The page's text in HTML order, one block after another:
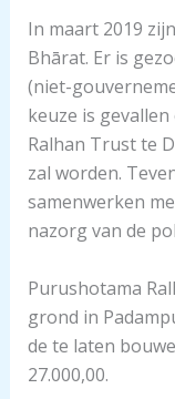
In maart 2019
Bhārat. Er is
(niet-
keuze is
Ralhan Trust te
zal worden.
samenwerken
nazorg van de
Purushotama
grond in
de te laten
27.000,00.